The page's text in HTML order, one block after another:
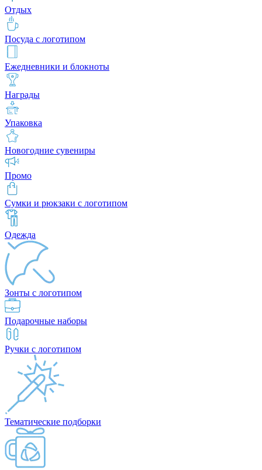
Отдых
Посуда с логотипом
Ежедневники и блокноты
Награды
Упаковка
Новогодние сувениры
Промо
Сумки и рюкзаки с логотипом
Одежда
Зонты с логотипом
Подарочные наборы
Ручки с логотипом
Тематические подборки